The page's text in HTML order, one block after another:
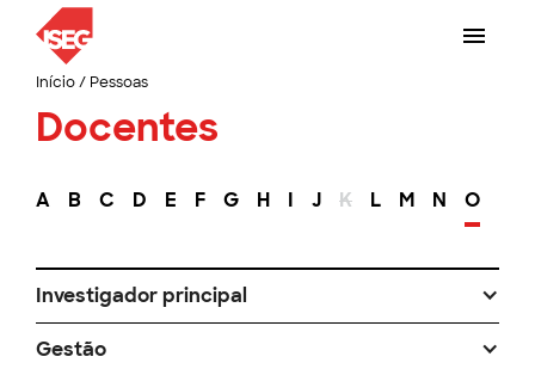
Início/ Pessoas
Docentes
A B C D E F G H I J K L M N O
Investigador principal
Gestão